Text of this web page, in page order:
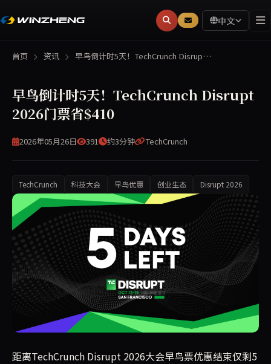
中文
首页 资讯 早鸟倒计时5天！TechCrunch Disrup…
早鸟倒计时5天！TechCrunch Disrupt
2026门票省$410
2026年05月26日 391 约3分钟 TechCrunch
TechCrunch 科技大会 早鸟优惠 创业生态 Disrupt 2026
TechCrunch Disrupt 2026大会将于旧金山举行，早鸟优惠
距离TechCrunch Disrupt 2026大会早鸟票优惠结束仅剩5